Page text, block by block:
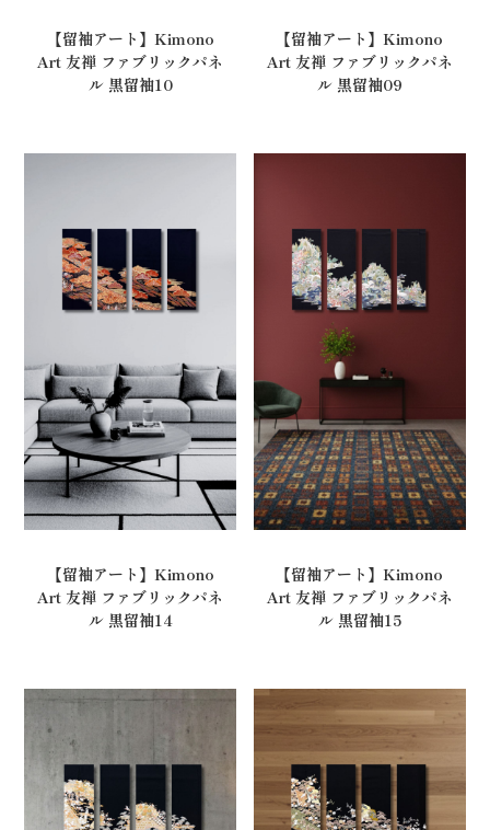
【留袖アート】Kimono
Art 友禅 ファブリックパネ
ル 黒留袖10
【留袖アート】Kimono
Art 友禅 ファブリックパネ
ル 黒留袖09
【留袖アート】Kimono
Art 友禅 ファブリックパネ
ル 黒留袖14
【留袖アート】Kimono
Art 友禅 ファブリックパネ
ル 黒留袖15